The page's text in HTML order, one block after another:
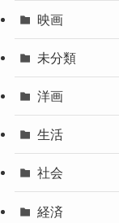
映画
未分類
洋画
生活
社会
経済